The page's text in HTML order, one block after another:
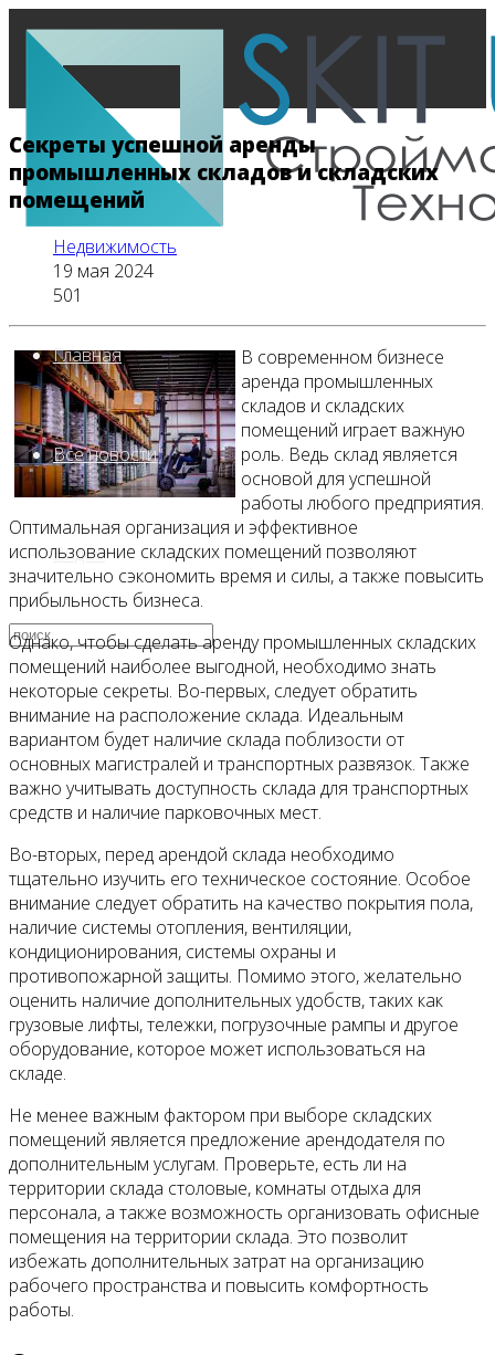
Главная
Все новости
Видео
Секреты успешной аренды
промышленных складов и складских
помещений
Недвижимость
19 мая 2024
501
В современном бизнесе
аренда промышленных
складов и складских
помещений играет важную
роль. Ведь склад является
основой для успешной
работы любого предприятия.
Оптимальная организация и эффективное
использование складских помещений позволяют
значительно сэкономить время и силы, а также повысить
прибыльность бизнеса.
Однако, чтобы сделать аренду промышленных складских
помещений наиболее выгодной, необходимо знать
некоторые секреты. Во-первых, следует обратить
внимание на расположение склада. Идеальным
вариантом будет наличие склада поблизости от
основных магистралей и транспортных развязок. Также
важно учитывать доступность склада для транспортных
средств и наличие парковочных мест.
Во-вторых, перед арендой склада необходимо
тщательно изучить его техническое состояние. Особое
внимание следует обратить на качество покрытия пола,
наличие системы отопления, вентиляции,
кондиционирования, системы охраны и
противопожарной защиты. Помимо этого, желательно
оценить наличие дополнительных удобств, таких как
грузовые лифты, тележки, погрузочные рампы и другое
оборудование, которое может использоваться на
складе.
Не менее важным фактором при выборе складских
помещений является предложение арендодателя по
дополнительным услугам. Проверьте, есть ли на
территории склада столовые, комнаты отдыха для
персонала, а также возможность организовать офисные
помещения на территории склада. Это позволит
избежать дополнительных затрат на организацию
рабочего пространства и повысить комфортность
работы.